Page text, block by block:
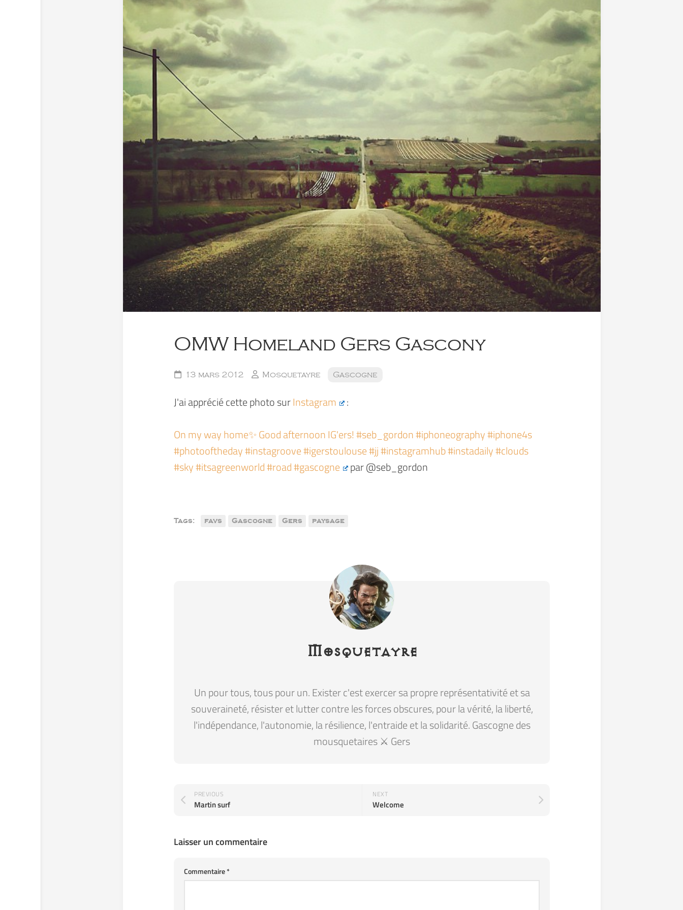
OMW Homeland Gers Gascony
13 mars 2012 Mosquetayre Gascogne
J'ai apprécié cette photo surInstagram :
On my way home✨ Good afternoon IG'ers! #seb_gordon #iphoneography #iphone4s
#photooftheday #instagroove #igerstoulouse #jj #instagramhub #instadaily #clouds
#sky #itsagreenworld #road #gascogne
par @seb_gordon
Tags: favs Gascogne Gers paysage
Mosquetayre
Un pour tous, tous pour un. Exister c'est exercer sa propre représentativité et sa
souveraineté, résister et lutter contre les forces obscures, pour la vérité, la liberté,
l'indépendance, l'autonomie, la résilience, l'entraide et la solidarité. Gascogne des
mousquetaires ⚔️ Gers
NEXT
Welcome
PREVIOUS
Martin surf
Laisser un commentaire
Commentaire*